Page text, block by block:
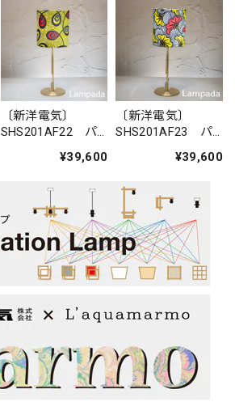
〔新洋電気〕
SHS201AF22 パ
イト（金属脚）
¥39,600
〔新洋電気〕
SHS201AF23 パ
イト（金属脚）
¥39,600